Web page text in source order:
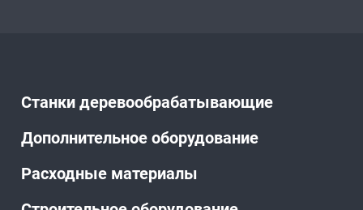
Станки деревообрабатывающие
Дополнительное оборудование
Расходные материалы